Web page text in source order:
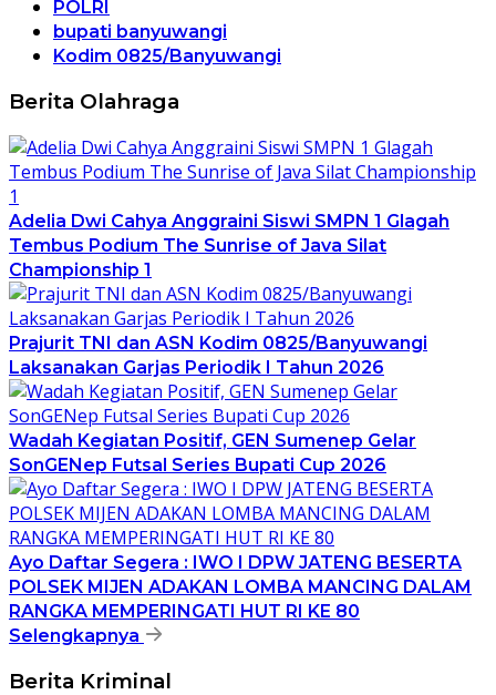
POLRI
bupati banyuwangi
Kodim 0825/Banyuwangi
Berita Olahraga
Adelia Dwi Cahya Anggraini Siswi SMPN 1 Glagah
Tembus Podium The Sunrise of Java Silat
Championship 1
Prajurit TNI dan ASN Kodim 0825/Banyuwangi
Laksanakan Garjas Periodik I Tahun 2026
Wadah Kegiatan Positif, GEN Sumenep Gelar
SonGENep Futsal Series Bupati Cup 2026
Ayo Daftar Segera : IWO I DPW JATENG BESERTA
POLSEK MIJEN ADAKAN LOMBA MANCING DALAM
RANGKA MEMPERINGATI HUT RI KE 80
Selengkapnya
Berita Kriminal